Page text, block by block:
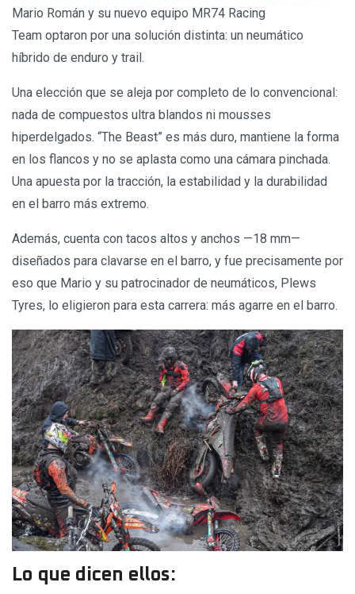
Mario Román y su nuevo equipo MR74 Racing
Team optaron por una solución distinta: un neumático
híbrido de enduro y trail.
Una elección que se aleja por completo de lo convencional:
nada de compuestos ultra blandos ni mousses
hiperdelgados. “The Beast” es más duro, mantiene la forma
en los flancos y no se aplasta como una cámara pinchada.
Una apuesta por la tracción, la estabilidad y la durabilidad
en el barro más extremo.
Además, cuenta con tacos altos y anchos —18 mm—
diseñados para clavarse en el barro, y fue precisamente por
eso que Mario y su patrocinador de neumáticos, Plews
Tyres, lo eligieron para esta carrera: más agarre en el barro.
Lo que dicen ellos: